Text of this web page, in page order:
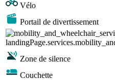
Vélo
Portail de divertissement
Zone de silence
Couchette